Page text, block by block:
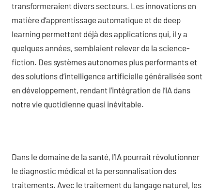
transformeraient divers secteurs. Les innovations en
matière d’apprentissage automatique et de deep
learning permettent déjà des applications qui, il y a
quelques années, semblaient relever de la science-
fiction. Des systèmes autonomes plus performants et
des solutions d’intelligence artificielle généralisée sont
en développement, rendant l’intégration de l’IA dans
notre vie quotidienne quasi inévitable.
Dans le domaine de la santé, l’IA pourrait révolutionner
le diagnostic médical et la personnalisation des
traitements. Avec le traitement du langage naturel, les